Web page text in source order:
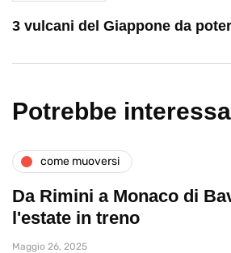
3 vulcani del Giappone da
Potrebbe
come muoversi
Da Rimini a Monaco di
l'estate in treno
Maggio 26, 2025